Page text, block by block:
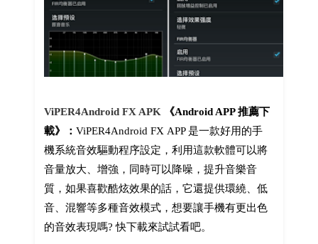
ViPER4Android FX APK《Android APP 推薦下
載》： ViPER4Android FX APP 是一款好用的手
機系統音效驅動程序設定，利用這款軟體可以將
音量放大、增強，同時可以降噪，提升音樂音
質，如果喜歡酷炫效果的話，它還提供環繞、低
音、混響等多種音效模式，想要讓手機有更出色
的音效表現嗎? 快下載來試試看吧。